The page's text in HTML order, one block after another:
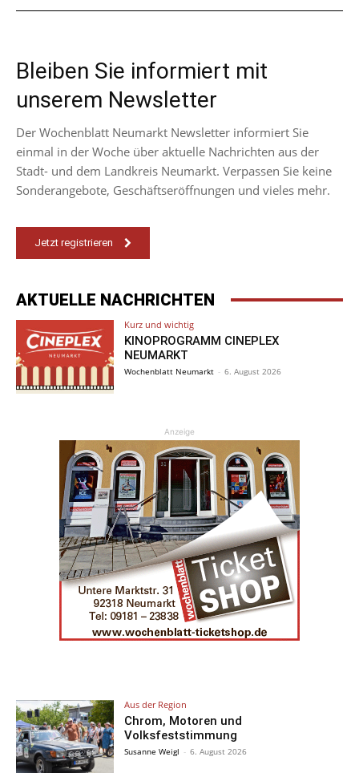
Bleiben Sie informiert mit
unserem Newsletter
Der Wochenblatt Neumarkt Newsletter informiert Sie
einmal in der Woche über aktuelle Nachrichten aus der
Stadt- und dem Landkreis Neumarkt. Verpassen Sie keine
Sonderangebote, Geschäftseröffnungen und vieles mehr.
Jetzt registrieren
AKTUELLE NACHRICHTEN
Kurz und wichtig
KINOPROGRAMM CINEPLEX
NEUMARKT
Wochenblatt Neumarkt - 6. August 2026
Anzeige
Aus der Region
Chrom, Motoren und
Volksfeststimmung
Susanne Weigl - 6. August 2026